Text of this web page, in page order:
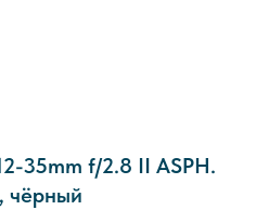
35mm f/2.8 II ASPH.
чёрный